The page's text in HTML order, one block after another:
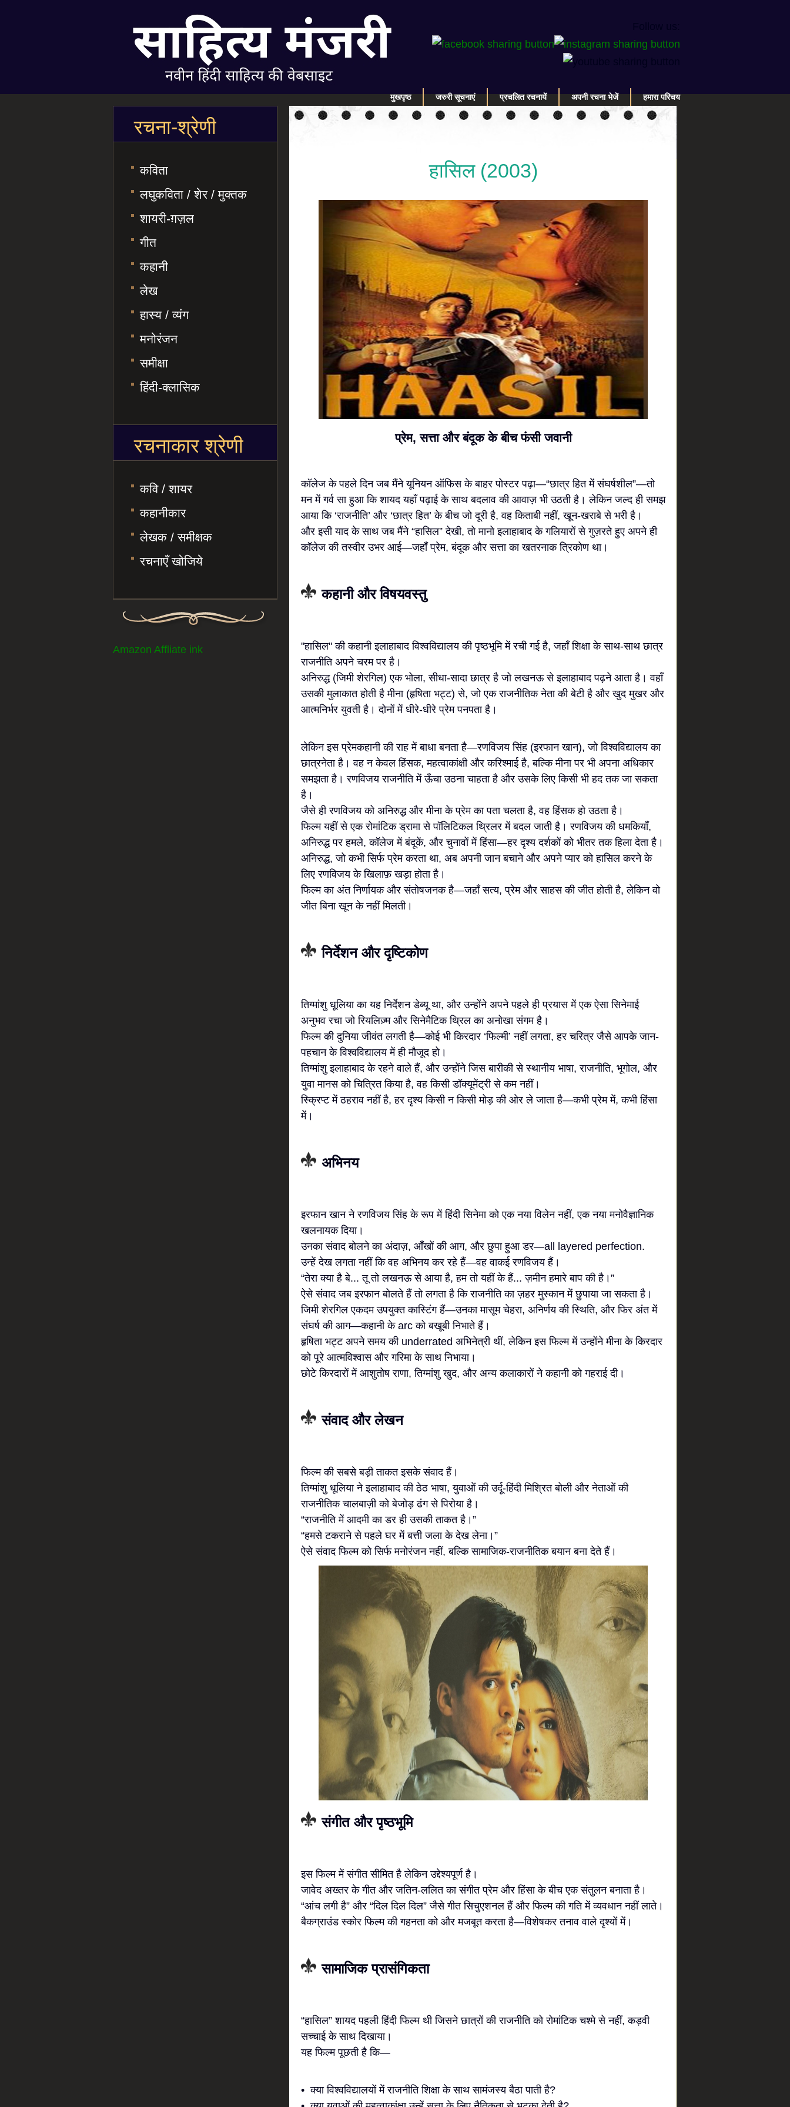
मुखपृष्ठ जरुरी सूचनाएं प्रचलित रचनायें अपनी रचना भेजें हमारा परिचय
हासिल (2003)
प्रेम, सत्ता और बंदूक के बीच फंसी जवानी
कॉलेज के पहले दिन जब मैंने यूनियन ऑफिस के बाहर पोस्टर पढ़ा—“छात्र हित में संघर्षशील”—तो
मन में गर्व सा हुआ कि शायद यहाँ पढ़ाई के साथ बदलाव की आवाज़ भी उठती है। लेकिन जल्द ही समझ
आया कि ‘राजनीति’ और ‘छात्र हित’ के बीच जो दूरी है, वह किताबी नहीं, खून-खराबे से भरी है।
और इसी याद के साथ जब मैंने “हासिल” देखी, तो मानो इलाहाबाद के गलियारों से गुज़रते हुए अपने ही
कॉलेज की तस्वीर उभर आई—जहाँ प्रेम, बंदूक और सत्ता का खतरनाक त्रिकोण था।
कहानी और विषयवस्तु
"हासिल" की कहानी इलाहाबाद विश्वविद्यालय की पृष्ठभूमि में रची गई है, जहाँ शिक्षा के साथ-साथ छात्र
राजनीति अपने चरम पर है।
अनिरुद्ध (जिमी शेरगिल) एक भोला, सीधा-सादा छात्र है जो लखनऊ से इलाहाबाद पढ़ने आता है। वहाँ
उसकी मुलाकात होती है मीना (हृषिता भट्ट) से, जो एक राजनीतिक नेता की बेटी है और खुद मुखर और
आत्मनिर्भर युवती है। दोनों में धीरे-धीरे प्रेम पनपता है।
लेकिन इस प्रेमकहानी की राह में बाधा बनता है—रणविजय सिंह (इरफान खान), जो विश्वविद्यालय का
छात्रनेता है। वह न केवल हिंसक, महत्वाकांक्षी और करिश्माई है, बल्कि मीना पर भी अपना अधिकार
समझता है। रणविजय राजनीति में ऊँचा उठना चाहता है और उसके लिए किसी भी हद तक जा सकता
है।
जैसे ही रणविजय को अनिरुद्ध और मीना के प्रेम का पता चलता है, वह हिंसक हो उठता है।
फिल्म यहीं से एक रोमांटिक ड्रामा से पॉलिटिकल थ्रिलर में बदल जाती है। रणविजय की धमकियाँ,
अनिरुद्ध पर हमले, कॉलेज में बंदूकें, और चुनावों में हिंसा—हर दृश्य दर्शकों को भीतर तक हिला देता है।
अनिरुद्ध, जो कभी सिर्फ प्रेम करता था, अब अपनी जान बचाने और अपने प्यार को हासिल करने के
लिए रणविजय के खिलाफ़ खड़ा होता है।
फिल्म का अंत निर्णायक और संतोषजनक है—जहाँ सत्य, प्रेम और साहस की जीत होती है, लेकिन वो
जीत बिना खून के नहीं मिलती।
निर्देशन और दृष्टिकोण
तिग्मांशु धूलिया का यह निर्देशन डेब्यू था, और उन्होंने अपने पहले ही प्रयास में एक ऐसा सिनेमाई
अनुभव रचा जो रियलिज़्म और सिनेमैटिक थ्रिल का अनोखा संगम है।
फिल्म की दुनिया जीवंत लगती है—कोई भी किरदार ‘फिल्मी’ नहीं लगता, हर चरित्र जैसे आपके जान-
पहचान के विश्वविद्यालय में ही मौजूद हो।
तिग्मांशु इलाहाबाद के रहने वाले हैं, और उन्होंने जिस बारीकी से स्थानीय भाषा, राजनीति, भूगोल, और
युवा मानस को चित्रित किया है, वह किसी डॉक्यूमेंट्री से कम नहीं।
स्क्रिप्ट में ठहराव नहीं है, हर दृश्य किसी न किसी मोड़ की ओर ले जाता है—कभी प्रेम में, कभी हिंसा
में।
अभिनय
इरफान खान ने रणविजय सिंह के रूप में हिंदी सिनेमा को एक नया विलेन नहीं, एक नया मनोवैज्ञानिक
खलनायक दिया।
उनका संवाद बोलने का अंदाज़, आँखों की आग, और छुपा हुआ डर—all layered perfection.
उन्हें देख लगता नहीं कि वह अभिनय कर रहे हैं—वह वाकई रणविजय हैं।
“तेरा क्या है बे... तू तो लखनऊ से आया है, हम तो यहीं के हैं... ज़मीन हमारे बाप की है।”
ऐसे संवाद जब इरफान बोलते हैं तो लगता है कि राजनीति का ज़हर मुस्कान में छुपाया जा सकता है।
जिमी शेरगिल एकदम उपयुक्त कास्टिंग हैं—उनका मासूम चेहरा, अनिर्णय की स्थिति, और फिर अंत में
संघर्ष की आग—कहानी के arc को बखूबी निभाते हैं।
हृषिता भट्ट अपने समय की underrated अभिनेत्री थीं, लेकिन इस फिल्म में उन्होंने मीना के किरदार
को पूरे आत्मविश्वास और गरिमा के साथ निभाया।
छोटे किरदारों में आशुतोष राणा, तिग्मांशु खुद, और अन्य कलाकारों ने कहानी को गहराई दी।
संवाद और लेखन
फिल्म की सबसे बड़ी ताकत इसके संवाद हैं।
तिग्मांशु धूलिया ने इलाहाबाद की ठेठ भाषा, युवाओं की उर्दू-हिंदी मिश्रित बोली और नेताओं की
राजनीतिक चालबाज़ी को बेजोड़ ढंग से पिरोया है।
“राजनीति में आदमी का डर ही उसकी ताकत है।”
“हमसे टकराने से पहले घर में बत्ती जला के देख लेना।”
ऐसे संवाद फिल्म को सिर्फ मनोरंजन नहीं, बल्कि सामाजिक-राजनीतिक बयान बना देते हैं।
संगीत और पृष्ठभूमि
इस फिल्म में संगीत सीमित है लेकिन उद्देश्यपूर्ण है।
जावेद अख्तर के गीत और जतिन-ललित का संगीत प्रेम और हिंसा के बीच एक संतुलन बनाता है।
“आंच लगी है” और “दिल दिल दिल” जैसे गीत सिचुएशनल हैं और फिल्म की गति में व्यवधान नहीं लाते।
बैकग्राउंड स्कोर फिल्म की गहनता को और मजबूत करता है—विशेषकर तनाव वाले दृश्यों में।
सामाजिक प्रासंगिकता
“हासिल” शायद पहली हिंदी फिल्म थी जिसने छात्रों की राजनीति को रोमांटिक चश्मे से नहीं, कड़वी
सच्चाई के साथ दिखाया।
यह फिल्म पूछती है कि—
• क्या विश्वविद्यालयों में राजनीति शिक्षा के साथ सामंजस्य बैठा पाती है?
रचना-श्रेणी
कविता
लघुकविता / शेर / मुक्तक
शायरी-ग़ज़ल
गीत
कहानी
लेख
हास्य / व्यंग
मनोरंजन
समीक्षा
हिंदी-क्लासिक
रचनाकार श्रेणी
कवि / शायर
कहानीकार
लेखक / समीक्षक
रचनाएँ खोजिये
Amazon Affliate ink